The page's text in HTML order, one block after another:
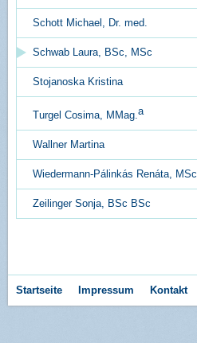
Schott Michael, Dr. med.
Schwab Laura, BSc, MSc
Stojanoska Kristina
Turgel Cosima, MMag.a
Wallner Martina
Wiedermann-Pálinkás Renáta, MSc
Zeilinger Sonja, BSc BSc
Startseite Impressum Kontakt